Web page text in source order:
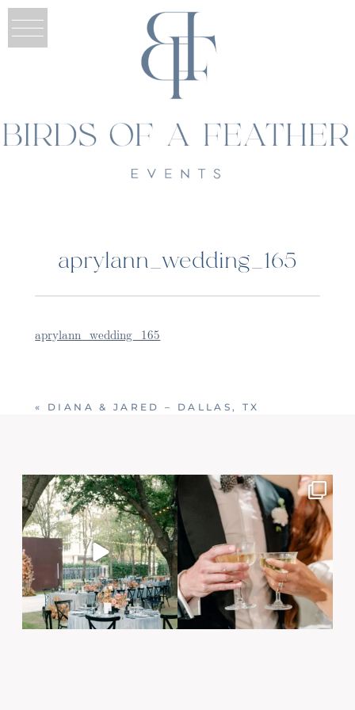
aprylann_wedding_165
aprylann_wedding_165
« DIANA & JARED – DALLAS, TX